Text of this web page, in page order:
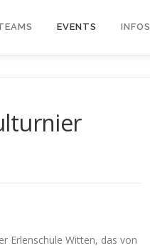
EVENTS INFOS
Erlenschule Witten, das von